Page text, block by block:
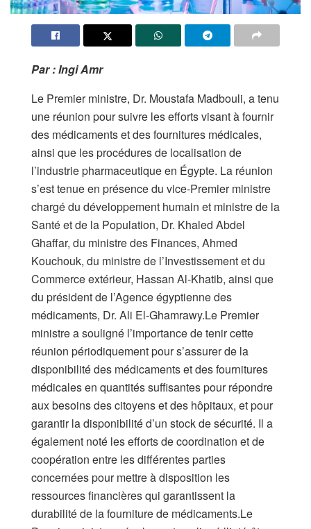
Par : Ingi Amr
Le Premier ministre, Dr. Moustafa Madbouli, a tenu
une réunion pour suivre les efforts visant à fournir
des médicaments et des fournitures médicales,
ainsi que les procédures de localisation de
l’industrie pharmaceutique en Égypte. La réunion
s’est tenue en présence du vice-Premier ministre
chargé du développement humain et ministre de la
Santé et de la Population, Dr. Khaled Abdel
Ghaffar, du ministre des Finances, Ahmed
Kouchouk, du ministre de l’Investissement et du
Commerce extérieur, Hassan Al-Khatib, ainsi que
du président de l’Agence égyptienne des
médicaments, Dr. Ali El-Ghamrawy.Le Premier
ministre a souligné l’importance de tenir cette
réunion périodiquement pour s’assurer de la
disponibilité des médicaments et des fournitures
médicales en quantités suffisantes pour répondre
aux besoins des citoyens et des hôpitaux, et pour
garantir la disponibilité d’un stock de sécurité. Il a
également noté les efforts de coordination et de
coopération entre les différentes parties
concernées pour mettre à disposition les
ressources financières qui garantissent la
durabilité de la fourniture de médicaments.Le